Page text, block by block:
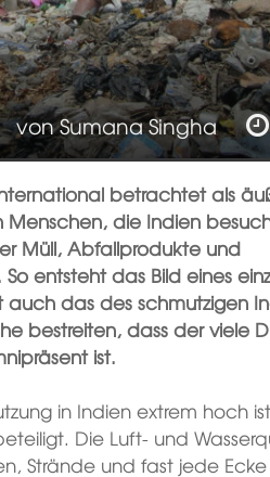
vonSumana Singha
betrachtet als
Menschen, die Indien
Müll, Abfallprodukte und
entsteht das Bild eines
das des schmutzigen
bestreiten, dass der viele
ist.
in Indien extrem hoch
Die Luft- und
Strände und fast jede